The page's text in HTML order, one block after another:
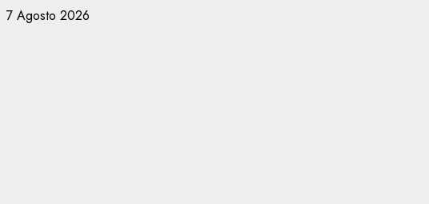
Vai
7 Agosto 2026